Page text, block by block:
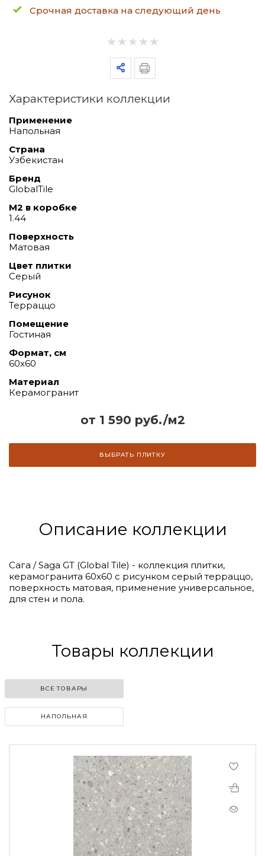
Срочная доставка на следующий день
от 1 590 руб./м2
ВЫБРАТЬ ПЛИТКУ
Характеристики коллекции
Применение
Напольная
Страна
Узбекистан
Бренд
GlobalTile
М2 в коробке
1.44
Поверхность
Матовая
Цвет плитки
Серый
Рисунок
Терраццо
Помещение
Гостиная
Формат, см
60x60
Материал
Керамогранит
Описание коллекции
Сага / Saga GT (Global Tile) - коллекция плитки,
керамогранита 60х60 с рисунком серый терраццо,
поверхность матовая, применение универсальное,
для стен и пола.
Товары коллекции
ВСЕ ТОВАРЫ
НАПОЛЬНАЯ